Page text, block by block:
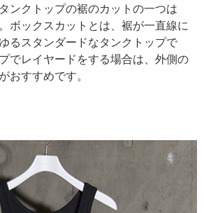
ンクトップの裾のカットの一つは
ボックスカットとは、裾が一直線に
るスタンダードなタンクトップで
でレイヤードをする場合は、外側の
おすすめです。